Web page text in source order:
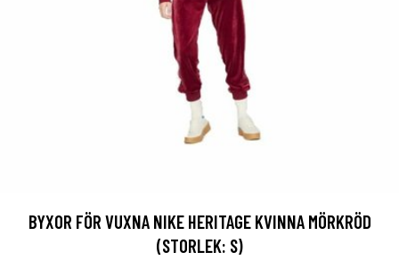
BYXOR FÖR VUXNA NIKE HERITAGE KVINNA MÖRKRÖD
(STORLEK: S)